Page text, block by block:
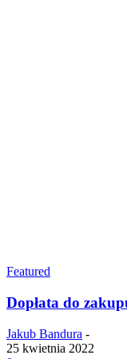
Featured
Dopłata do
Jakub Bandura -
25 kwietnia 2022